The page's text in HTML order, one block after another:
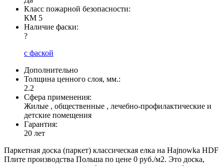
Класс пожарной безопасности:
КМ 5
Наличие фаски:
?
с фаской
Дополнительно
Толщина ценного слоя, мм.:
2.2
Сфера применения:
Жилые , общественные , лечебно-профилактические и
детские помещения
Гарантия:
20 лет
Паркетная доска (паркет) классическая елка на Hajnowka HDF
Плите производства Польша по цене 0 руб./м2. Это доска,